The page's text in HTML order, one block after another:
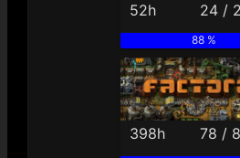
52h 24 /
88 %
398h 78 /